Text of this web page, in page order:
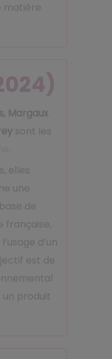
matière
Margaux
sont les
elles
une
de
française,
d’un
est de
produit